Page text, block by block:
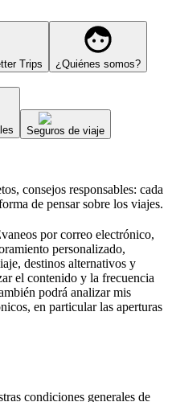
Trips ¿Quiénes somos?
Seguros de viaje
consejos responsables: cada
de pensar sobre los viajes.
por correo electrónico,
personalizado,
destinos alternativos y
el contenido y la frecuencia
podrá analizar mis
en particular las aperturas
condiciones generales de